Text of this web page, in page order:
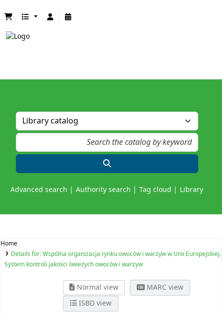
Advanced search Authority search Tag cloud Library
Home
Details for:Wspólna organizacja rynku owoców i warzyw w Unii Europejskiej.
System kontroli jakości świeżych owoców i warzyw
Normal view
MARC view
ISBD view